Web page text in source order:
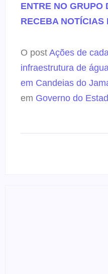
ENTRE NO GRUPO
RECEBA NOTÍCIAS
O post Ações de
infraestrutura de
em Candeias do
em Governo do